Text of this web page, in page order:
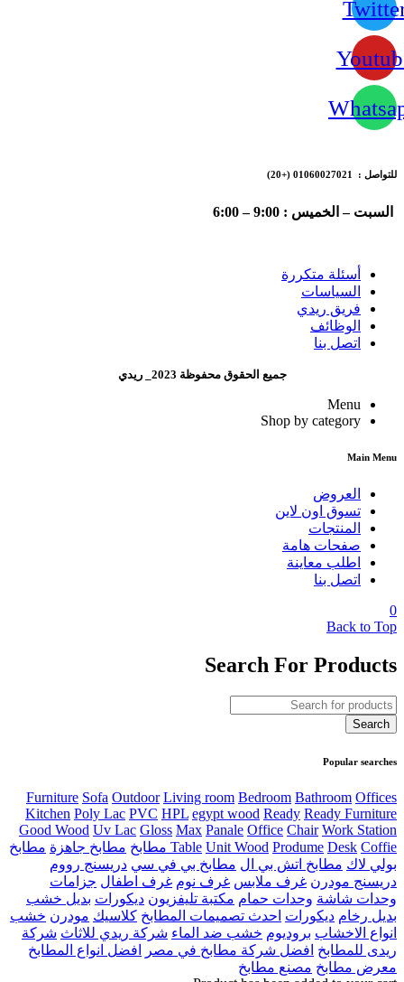
للتواصل : 01060027021 (+20)
السبت – الخميس : 9:00 – 6:00
أسئلة متكررة
السياسات
فريق ريدي
الوظائف
اتصل بنا
جميع الحقوق محفوظة 2023_ ريدي
Menu
Shop by category
Main Menu
العروض
تسوق اون لاين
المنتجات
صفحات هامة
اطلب معاينة
اتصل بنا
0
Back to Top
Search For Products
Popular searches
Furniture Sofa Outdoor Living room Bedroom Bathroom Offices
Kitchen Poly Lac PVC HPL egypt wood Ready Ready Furniture
Good Wood Uv Lac Gloss Max Panale Office Chair Work Station
Table Unit Wood Produme Desk Coffie مطابخ مطابخ جاهزة مطابخ
بولي لاك مطابخ اتش بي ال مطابخ بي في سي دريسنج رووم
دريسنج مودرن غرف ملابس غرف نوم غرف اطفال جزامات
وحدات شاشة وحدات حمام مكتبة تليفزيون ديكورات بديل خشب
بديل رخام ديكورات احدث تصميمات المطابخ كلاسيك مودرن خشب
انواع الاخشاب بروديوم خشب ضد الماء شركة ريدي للاثاث شركة
ريدى للمطابخ افضل شركة مطابخ في مصر
افضل انواع المطابخ
معرض مطابخ مصنع مطابخ